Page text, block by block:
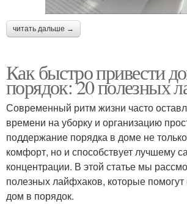
читать дальше →
Как быстро привести
порядок: 20 полезных
Современный ритм жизни часто
времени на уборку и организацию
поддержание порядка в доме не
комфорт, но и способствует лучшему
концентрации. В этой статье мы
полезных лайфхаков, которые
дом в порядок.